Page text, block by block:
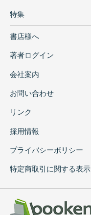
特集
書店様へ
著者ログイン
会社案内
お問い合わせ
リンク
採用情報
プライバシーポリシー
特定商取引に関する表示